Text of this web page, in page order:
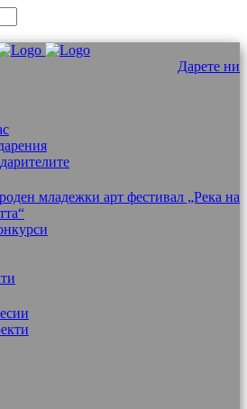
Дарете ни
младежки арт фестивал „Река на